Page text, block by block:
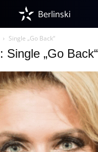
Berlinski
Single „Go Back“
Single „Go Back“